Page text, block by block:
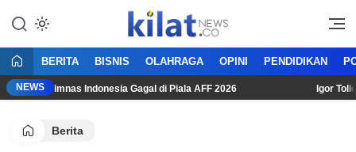
KilatNews.co
Mencerdaskan Anak Bangsa
BERITA BISNIS OLAHRAGA OPINI PENDIDIKAN
NEWS
Timnas Indonesia Gagal di Piala AFF 2026 Igor Tolic:
Berita